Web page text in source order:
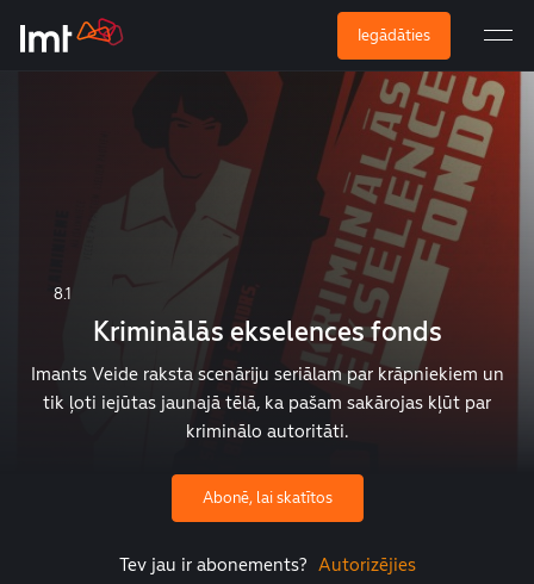
Iegādāties
8.1
Kriminālās ekselences fonds
Imants Veide raksta scenāriju seriālam par krāpniekiem un
tik ļoti iejūtas jaunajā tēlā, ka pašam sakārojas kļūt par
kriminālo autoritāti.
Abonē, lai skatītos
Tev jau ir abonements? Autorizējies